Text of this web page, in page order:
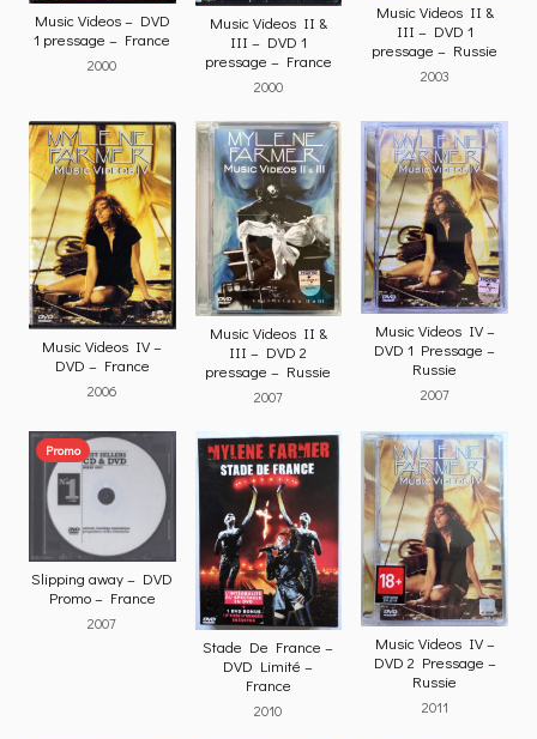
Music Videos – DVD
1 pressage – France
2000
Music Videos II &
III – DVD 1
pressage – France
2000
Music Videos II &
III – DVD 1
pressage – Russie
2003
Music Videos IV –
DVD – France
2006
Music Videos II &
III – DVD 2
pressage – Russie
2007
Music Videos IV –
DVD 1 Pressage –
Russie
2007
Promo
Slipping away – DVD
Promo – France
2007
Stade De France –
DVD Limité –
France
2010
Music Videos IV –
DVD 2 Pressage –
Russie
2011